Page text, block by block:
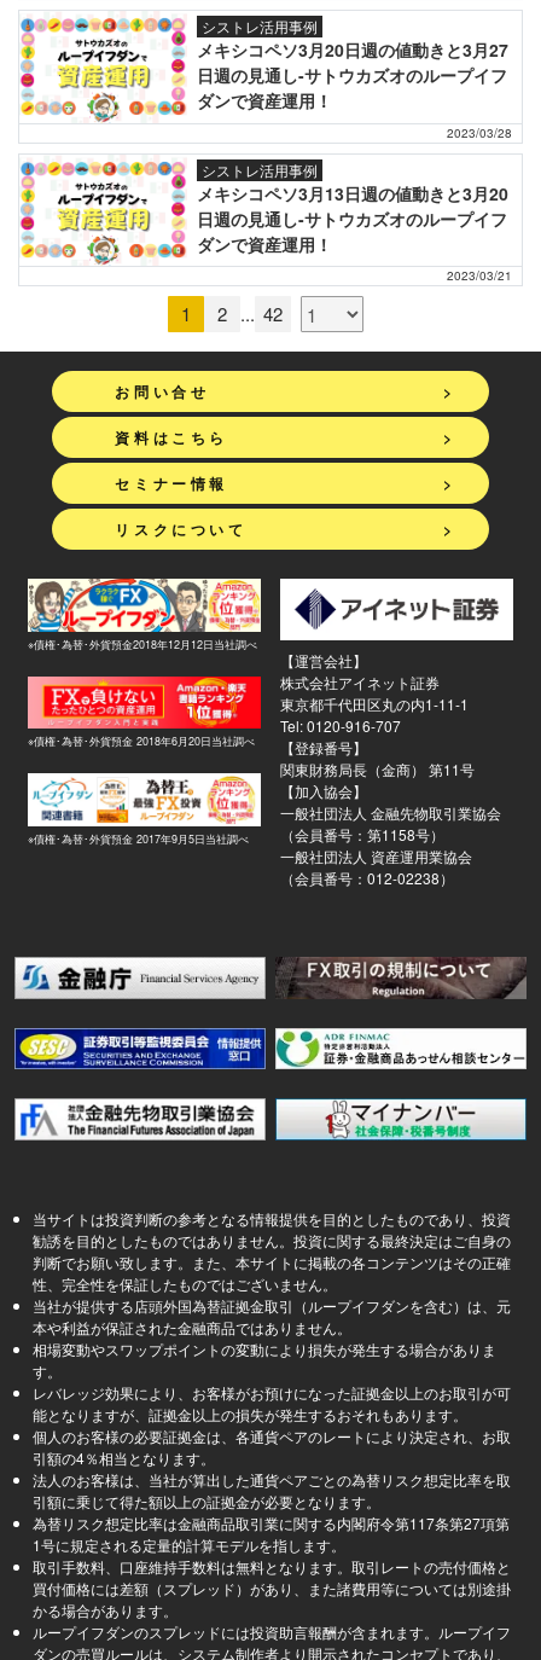
シストレ活用事例
メキシコペソ3月20日週の値動きと3月27
日週の見通し-サトウカズオのループイフ
ダンで資産運用！
2023/03/28
シストレ活用事例
メキシコペソ3月13日週の値動きと3月20
日週の見通し-サトウカズオのループイフ
ダンで資産運用！
2023/03/21
1 2 ... 42
>
お問い合せ
>
資料はこちら
>
セミナー情報
>
リスクについて
※債権･為替･外貨預金2018年12月12日当社調べ
※債権･為替･外貨預金 2018年6月20日当社調べ
※債権･為替･外貨預金 2017年9月5日当社調べ
【運営会社】
株式会社アイネット証券
東京都千代田区丸の内1-11-1
Tel: 0120-916-707
【登録番号】
関東財務局長（金商） 第11号
【加入協会】
一般社団法人 金融先物取引業協会
（会員番号：第1158号）
一般社団法人 資産運用業協会
（会員番号：012-02238）
当サイトは投資判断の参考となる情報提供を目的としたものであり、投資
勧誘を目的としたものではありません。投資に関する最終決定はご自身の
判断でお願い致します。また、本サイトに掲載の各コンテンツはその正確
性、完全性を保証したものではございません。
当社が提供する店頭外国為替証拠金取引（ループイフダンを含む）は、元
本や利益が保証された金融商品ではありません。
相場変動やスワップポイントの変動により損失が発生する場合がありま
す。
レバレッジ効果により、お客様がお預けになった証拠金以上のお取引が可
能となりますが、証拠金以上の損失が発生するおそれもあります。
個人のお客様の必要証拠金は、各通貨ペアのレートにより決定され、お取
引額の4％相当となります。
法人のお客様は、当社が算出した通貨ペアごとの為替リスク想定比率を取
引額に乗じて得た額以上の証拠金が必要となります。
為替リスク想定比率は金融商品取引業に関する内閣府令第117条第27項第
1号に規定される定量的計算モデルを指します。
取引手数料、口座維持手数料は無料となります。取引レートの売付価格と
買付価格には差額（スプレッド）があり、また諸費用等については別途掛
かる場合があります。
ループイフダンのスプレッドには投資助言報酬が含まれます。ループイフ
ダンの売買ルールは、システム制作者より開示されたコンセプトであり、